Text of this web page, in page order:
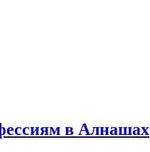
в Алнашах